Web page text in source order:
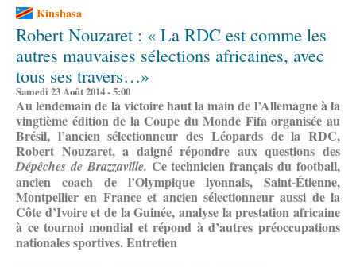
Kinshasa
Robert Nouzaret : « La RDC est comme les
autres mauvaises sélections africaines, avec
tous ses travers…»
Samedi 23 Août 2014 - 5:00
Au lendemain de la victoire haut la main de l’Allemagne à la
vingtième édition de la Coupe du Monde Fifa organisée au
Brésil, l’ancien sélectionneur des Léopards de la RDC,
Robert Nouzaret, a daigné répondre aux questions des
Dépêches de Brazzaville. Ce technicien français du football,
ancien coach de l’Olympique lyonnais, Saint-Étienne,
Montpellier en France et ancien sélectionneur aussi de la
Côte d’Ivoire et de la Guinée, analyse la prestation africaine
à ce tournoi mondial et répond à d’autres préoccupations
nationales sportives. Entretien